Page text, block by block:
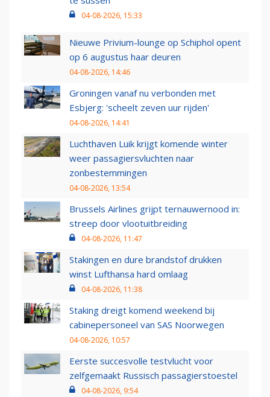
04-08-2026, 15:33
Nieuwe Privium-lounge op Schiphol opent
op 6 augustus haar deuren
04-08-2026, 14:46
Groningen vanaf nu verbonden met
Esbjerg: 'scheelt zeven uur rijden'
04-08-2026, 14:41
Luchthaven Luik krijgt komende winter
weer passagiersvluchten naar
zonbestemmingen
04-08-2026, 13:54
Brussels Airlines grijpt ternauwernood in:
streep door vlootuitbreiding
04-08-2026, 11:47
Stakingen en dure brandstof drukken
winst Lufthansa hard omlaag
04-08-2026, 11:38
Staking dreigt komend weekend bij
cabinepersoneel van SAS Noorwegen
04-08-2026, 10:57
Eerste succesvolle testvlucht voor
zelfgemaakt Russisch passagierstoestel
04-08-2026, 9:54